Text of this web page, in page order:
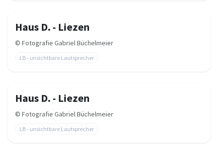
Haus D. - Liezen
© Fotografie Gabriel Büchelmeier
LB - unsichtbare Lautsprecher
Haus D. - Liezen
© Fotografie Gabriel Büchelmeier
LB - unsichtbare Lautsprecher